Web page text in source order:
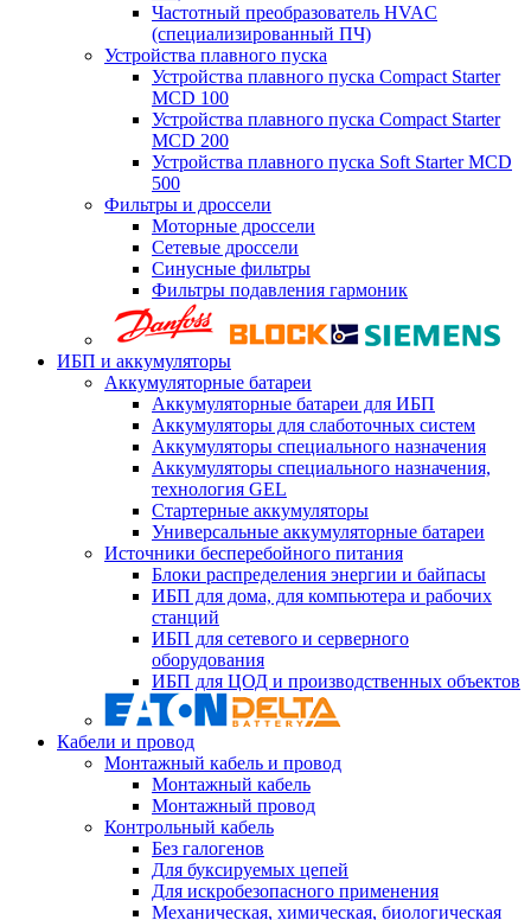
Частотный преобразователь HVAC
(специализированный ПЧ)
Устройства плавного пуска
Устройства плавного пуска Compact Starter
MCD 100
Устройства плавного пуска Compact Starter
MCD 200
Устройства плавного пуска Soft Starter MCD
500
Фильтры и дроссели
Моторные дроссели
Сетевые дроссели
Синусные фильтры
Фильтры подавления гармоник
ИБП и аккумуляторы
Аккумуляторные батареи
Аккумуляторные батареи для ИБП
Аккумуляторы для слаботочных систем
Аккумуляторы специального назначения
Аккумуляторы специального назначения,
технология GEL
Стартерные аккумуляторы
Универсальные аккумуляторные батареи
Источники бесперебойного питания
Блоки распределения энергии и байпасы
ИБП для дома, для компьютера и рабочих
станций
ИБП для сетевого и серверного
оборудования
ИБП для ЦОД и производственных объектов
Кабели и провод
Монтажный кабель и провод
Монтажный кабель
Монтажный провод
Контрольный кабель
Без галогенов
Для буксируемых цепей
Для искробезопасного применения
Механическая, химическая, биологическая